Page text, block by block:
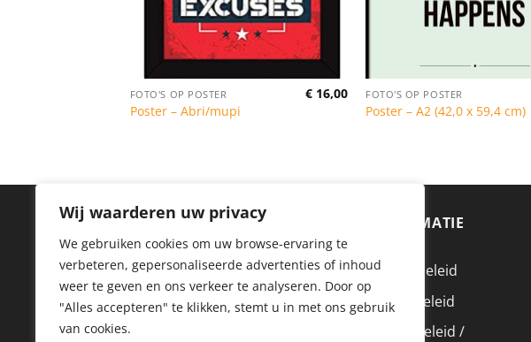
Wij waarderen uw privacy
We gebruiken cookies om uw browse-ervaring te
verbeteren, gepersonaliseerde advertenties of inhoud
weer te geven en ons verkeer te analyseren. Door op
"Alles accepteren" te klikken, stemt u in met ons gebruik
van cookies.
FOTO'S OP POSTER
Poster – Abri/mupi
€ 16,00 FOTO'S OP POSTER
Poster – A2 (42,0 x 59,4 cm)
INFORMATIE
Privacybeleid
Cookiebeleid
Retourbeleid /